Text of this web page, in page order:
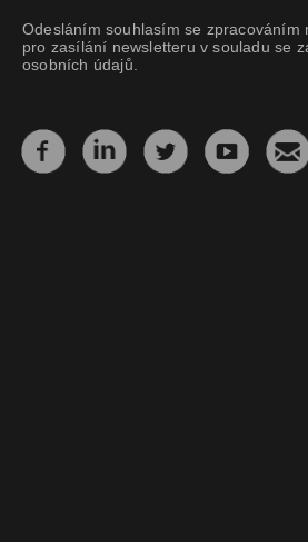
Odesláním souhlasím se zpracováním
pro zasílání newsletteru v souladu se
osobních údajů.